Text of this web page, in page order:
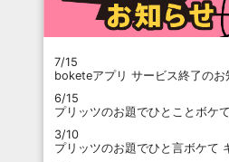
7/15
boketeアプリ サービス終了のお
6/15
プリッツのお題でひとことボケ
3/10
プリッツのお題でひと言ボケて